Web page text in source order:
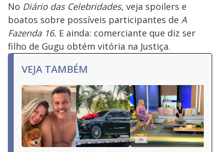
No Diário das Celebridades, veja spoilers e
boatos sobre possíveis participantes de A
Fazenda 16. E ainda: comerciante que diz ser
filho de Gugu obtém vitória na Justiça.
VEJA TAMBÉM